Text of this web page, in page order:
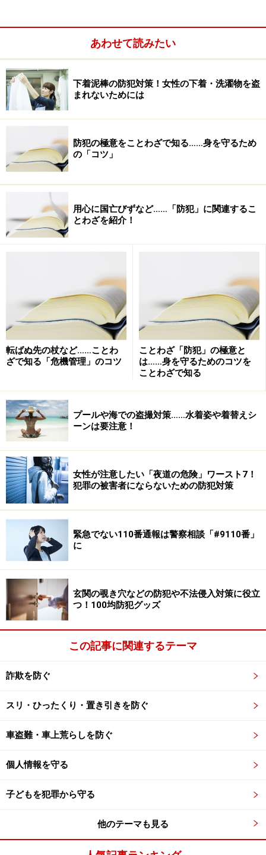
途中で電話を切ったようです。しかし、中には、口座番
号を教えてしまった人、生年月日まで教えてしまった人
も少数いるようです。「確認のために電話番号を」とた
ずねると、知らされた番号はまったく関係のないお宅に
お金を振り込ませようとする「振り込め詐欺」には警戒
しても、「お金を返します」という内容に、つい油断し
てしまう人もいるかもしれません。これは明らかに、口
座番号や生年月日等の個人情報をを聞き出そうとする悪
質な不審電話です。
1月29日までに、ガス会社には28件の問い合わせがあ
り、うち口座番号を教えてしまったケースは5件、さら
に生年月日まで教えてしまったケースは2件あるとのこ
とです。現時点では、口座から預金が引き出されたなど
の被害は発生していません。ただし、これはあくまでも
ったにも関わらず、不審に思うことすらなければ、届け
出などはしないでしょう。つまり、確認できない件数が
電話一本の危険
そもそも電話一本で、個人情報を聞き出そうとすること
を返金する」と言っていますが、もし実際に返金すべき
事態であったとしても、電話ではなく、明細を書いた書
類をまず送ってくるはずです。相手がそう名乗っている
だけの電話を、鵜呑みにして信用してしまうのは大変危
険です。
よく考えてみれば、よほど工事などで連絡を取り合って
いるなどの特殊な事態でない限り、ガス会社からの電話
など日常的にはないものです。ガス会社だけでなく、そ
の他の光熱関係、電気会社や水道局などからも、電話が
かかってきたことがある、ということはほとんどないの
あわせて読みたい
下着泥棒の防犯対策！女性の下着・洗濯物を盗
まれないためには
防犯の極意をことわざで知る……身を守るため
の「コツ」
用心に国亡びずなど……「防犯」に関連するこ
とわざを紹介！
転ばぬ先の杖など……ことわ
ざで知る「危機管理」のコツ
ことわざ「防犯」の極意と
は……身を守るためのコツを
ことわざで知る
プールや海での盗撮対策……水着姿や着替えシ
ーンは要注意！
女性が注意したい「夜道の危険」ワースト7！
犯罪の被害者にならないための防犯対策
緊急でない110番通報は警察相談「#9110番」
に
玄関の覗き穴などの防犯や不法侵入対策に役立
つ！100均防犯グッズ
この記事に関連するテーマ
詐欺を防ぐ
スリ・ひったくり・置き引きを防ぐ
車盗難・車上荒らしを防ぐ
個人情報を守る
子どもを犯罪から守る
他のテーマも見る